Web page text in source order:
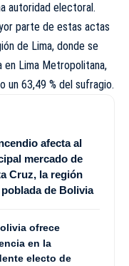
autoridad electoral.
parte de estas actas
de Lima, donde se
en Lima Metropolitana,
un 63,49 % del sufragio.
afecta al
mercado de
Cruz, la región
poblada de Bolivia
ofrece
en la
electo de